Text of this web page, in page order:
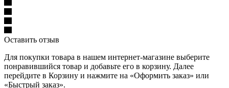
Оставить отзыв
Для покупки товара в нашем интернет-магазине выберите
понравившийся товар и добавьте его в корзину. Далее
перейдите в Корзину и нажмите на «Оформить заказ» или
«Быстрый заказ».